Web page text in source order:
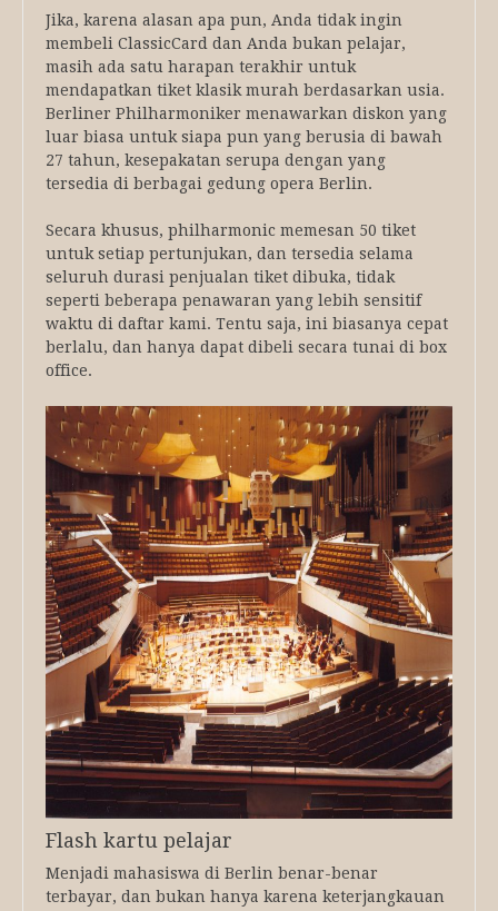
Jika, karena alasan apa pun, Anda tidak ingin
membeli ClassicCard dan Anda bukan pelajar,
masih ada satu harapan terakhir untuk
mendapatkan tiket klasik murah berdasarkan usia.
Berliner Philharmoniker menawarkan diskon yang
luar biasa untuk siapa pun yang berusia di bawah
27 tahun, kesepakatan serupa dengan yang
tersedia di berbagai gedung opera Berlin.
Secara khusus, philharmonic memesan 50 tiket
untuk setiap pertunjukan, dan tersedia selama
seluruh durasi penjualan tiket dibuka, tidak
seperti beberapa penawaran yang lebih sensitif
waktu di daftar kami. Tentu saja, ini biasanya cepat
berlalu, dan hanya dapat dibeli secara tunai di box
office.
Flash kartu pelajar
Menjadi mahasiswa di Berlin benar-benar
terbayar, dan bukan hanya karena keterjangkauan